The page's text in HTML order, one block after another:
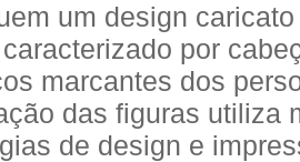
um design
por
marcantes dos
das figuras utiliza
de design e